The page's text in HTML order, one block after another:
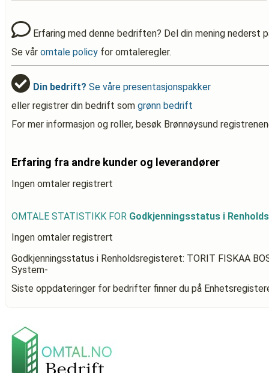
Erfaring med denne bedriften? Del din mening nederst
Se vår omtale policy for omtaleregler.
Din bedrift? Se våre presentasjonspakker
eller registrer din bedrift som grønn bedrift
For mer informasjon og roller, besøk Brønnøysund
Erfaring fra andre kunder og leverandører
Ingen omtaler registrert
OMTALE STATISTIKK FOR Godkjenningsstatus i
Ingen omtaler registrert
Godkjenningsstatus i Renholdsregisteret: TORIT FISKAA
System-
Siste oppdateringer for bedrifter finner du på